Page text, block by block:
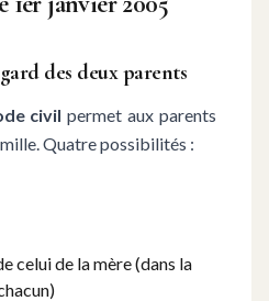
des deux parents
civil permet aux parents
Quatre possibilités :
celui de la mère (dans la